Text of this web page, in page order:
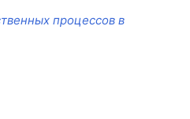
процессов в